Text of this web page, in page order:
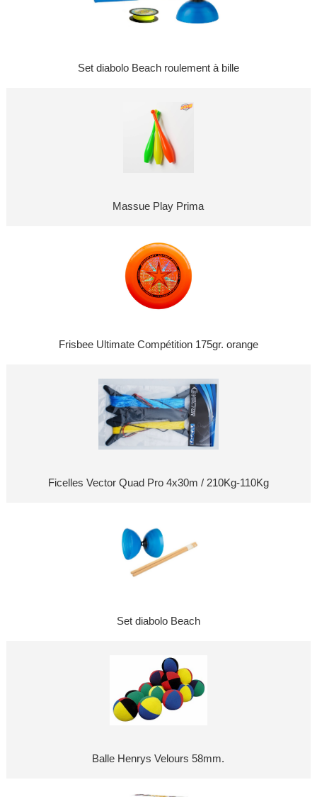
Set diabolo Beach roulement à bille
Massue Play Prima
Frisbee Ultimate Compétition 175gr. orange
Ficelles Vector Quad Pro 4x30m / 210Kg-110Kg
Set diabolo Beach
Balle Henrys Velours 58mm.